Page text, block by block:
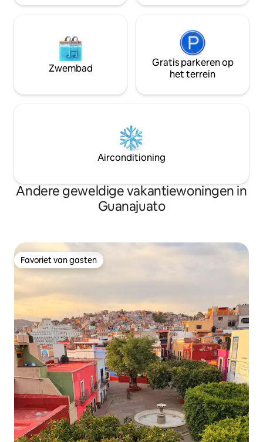
nachtrust te garanderen.
Zwembad
Gratis parkeren op
het terrein
Airconditioning
Andere geweldige vakantiewoningen in
Guanajuato
Favoriet van gasten
Favoriet van gasten